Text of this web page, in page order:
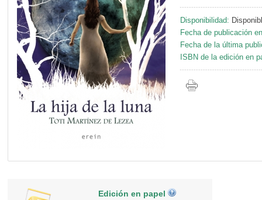
Disponibilidad:
Fecha de publicación
Fecha de la última
ISBN de la edición en
Edición en papel